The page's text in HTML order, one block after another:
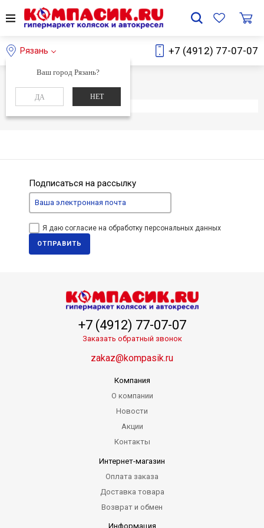
Рязань
Ваш город Рязань?
ДА НЕТ
+7 (4912) 77-07-07
Главная Каталог
Элемент не найден
Подписаться на рассылку
Я даю согласие на обработку персональных данных
ОТПРАВИТЬ
+7 (4912) 77-07-07
Заказать обратный звонок
zakaz@kompasik.ru
Компания
О компании
Новости
Акции
Контакты
Интернет-магазин
Оплата заказа
Доставка товара
Возврат и обмен
Информация